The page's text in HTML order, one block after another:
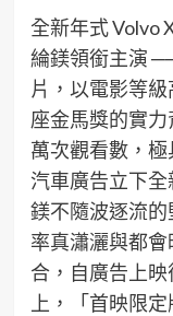
全新年式 Volvo
綸鎂領銜主演
片，以電影等
座金馬獎的實
萬次觀看數，
汽車廣告立下
鎂不隨波逐流
率真瀟灑與都會
合，自廣告上
上，「首映限